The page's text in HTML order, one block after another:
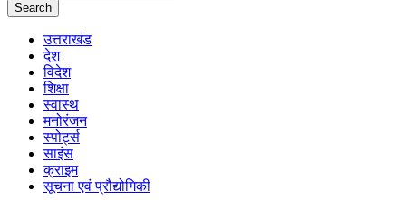
Search
उत्तराखंड
देश
विदेश
शिक्षा
स्वास्थ
मनोरंजन
स्पोर्ट्स
साइंस
क्राइम
सूचना एवं प्रौद्योगिकी